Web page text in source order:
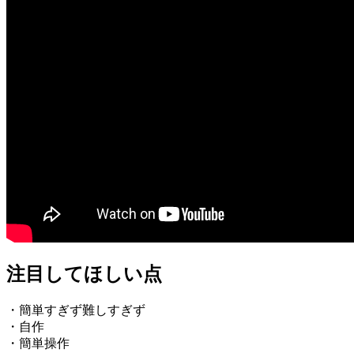
注目してほしい点
・簡単すぎず難しすぎず
・自作
・簡単操作